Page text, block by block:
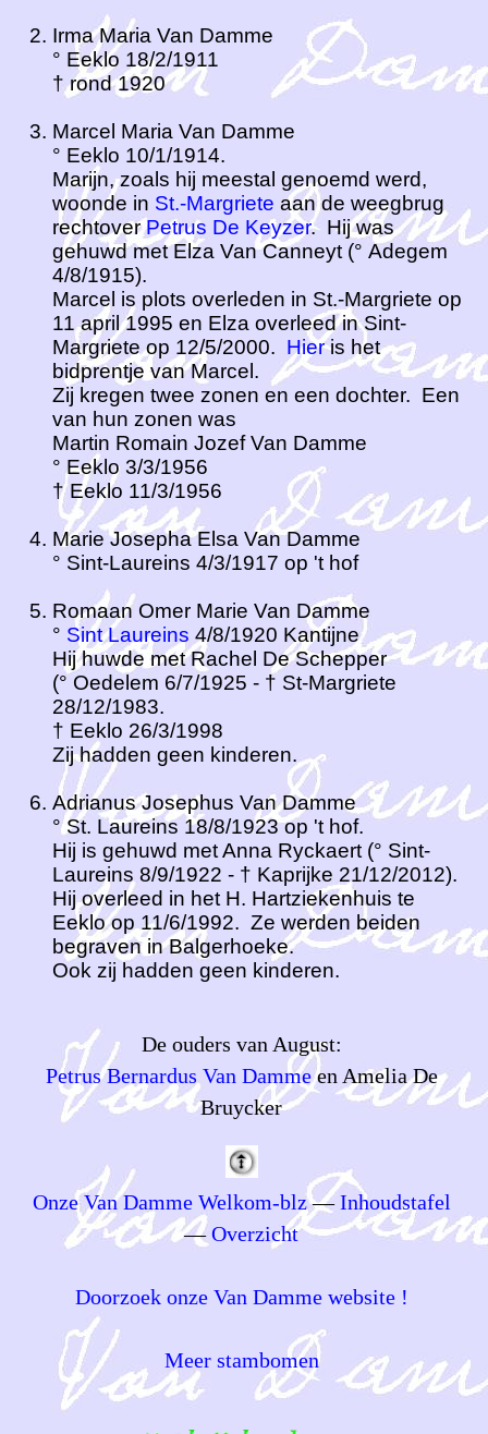
Irma Maria Van Damme
° Eeklo 18/2/1911
† rond 1920
Marcel Maria Van Damme
° Eeklo 10/1/1914.
Marijn, zoals hij meestal genoemd werd,
woonde in St.-Margriete aan de weegbrug
rechtoverPetrus De Keyzer. Hij was
gehuwd met Elza Van Canneyt (° Adegem
4/8/1915).
Marcel is plots overleden in St.-Margriete op
11 april 1995 en Elza overleed in Sint-
Margriete op 12/5/2000. Hieris het
bidprentje van Marcel.
Zij kregen twee zonen en een dochter. Een
van hun zonen was
Martin Romain Jozef Van Damme
° Eeklo 3/3/1956
† Eeklo 11/3/1956
Marie Josepha Elsa Van Damme
° Sint-Laureins 4/3/1917 op 't hof
Romaan Omer Marie Van Damme
° Sint Laureins 4/8/1920 Kantijne
Hij huwde met Rachel De Schepper
(° Oedelem 6/7/1925 - † St-Margriete
28/12/1983.
† Eeklo 26/3/1998
Zij hadden geen kinderen.
Adrianus Josephus Van Damme
° St. Laureins 18/8/1923 op 't hof.
Hij is gehuwd met Anna Ryckaert (° Sint-
Laureins 8/9/1922 - † Kaprijke 21/12/2012).
Hij overleed in het H. Hartziekenhuis te
Eeklo op 11/6/1992. Ze werden beiden
begraven in Balgerhoeke.
Ook zij hadden geen kinderen.
De ouders van August:
Petrus Bernardus Van Dammeen Amelia De
Bruycker
Onze Van Damme Welkom-blz—Inhoudstafel
—Overzicht
Doorzoek onze Van Damme website !
Meer stambomen